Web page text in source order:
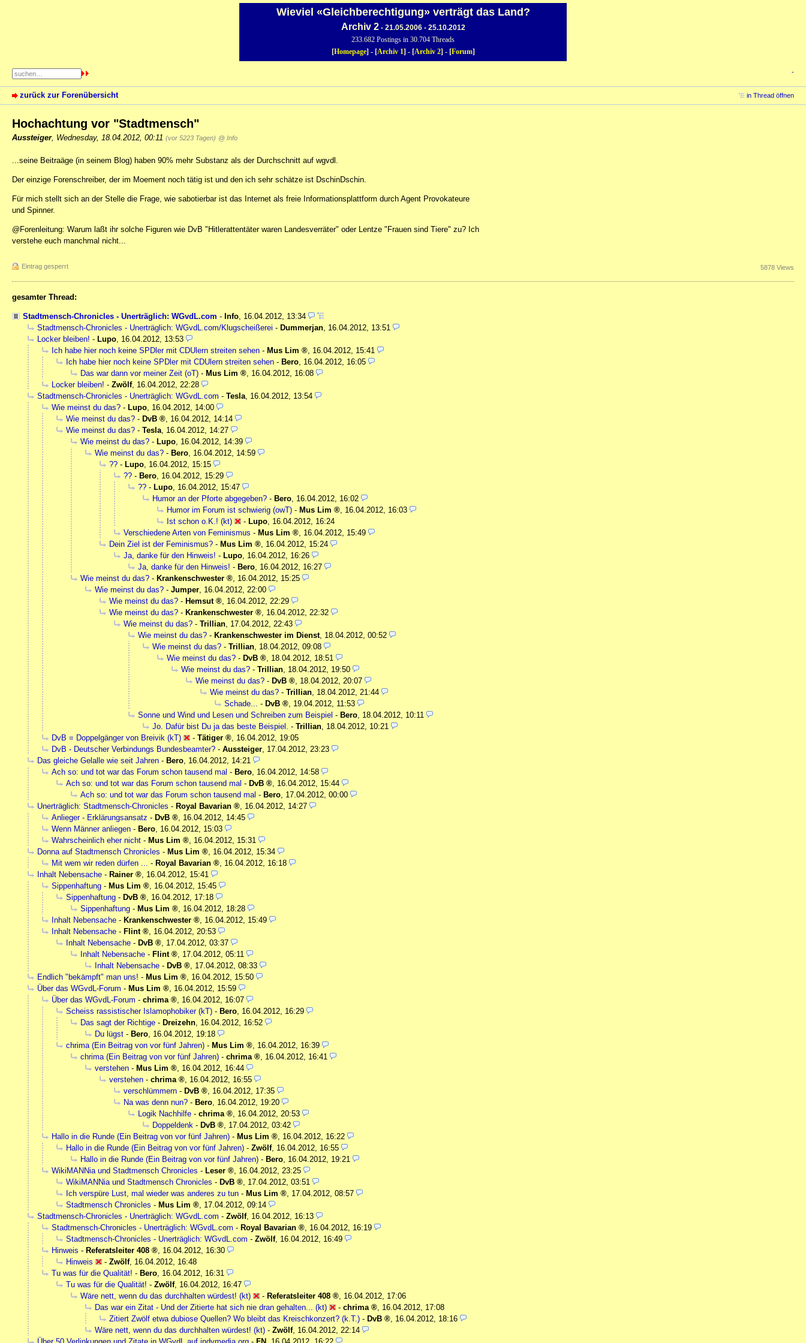
Wieviel «Gleichberechtigung» verträgt das Land?
Archiv 2- 21.05.2006 - 25.10.2012
233.682 Postings in 30.704 Threads
[Homepage] - [Archiv 1] - [Archiv 2] - [Forum]
-
zurück zur Forenübersicht in Thread öffnen
Hochachtung vor "Stadtmensch"
Aussteiger, Wednesday, 18.04.2012, 00:11 (vor 5223 Tagen) @ Info
...seine Beitraäge (in seinem Blog) haben 90% mehr Substanz als der Durchschnitt auf wgvdl.
Der einzige Forenschreiber, der im Moement noch tätig ist und den ich sehr schätze ist DschinDschin.
Für mich stellt sich an der Stelle die Frage, wie sabotierbar ist das Internet als freie Informationsplattform durch Agent Provokateure
und Spinner.
@Forenleitung: Warum laßt ihr solche Figuren wie DvB "Hitlerattentäter waren Landesverräter" oder Lentze "Frauen sind Tiere" zu? Ich
verstehe euch manchmal nicht...
Eintrag gesperrt 5878 Views
gesamter Thread:
Stadtmensch-Chronicles - Unerträglich: WGvdL.com - Info, 16.04.2012, 13:34
Stadtmensch-Chronicles - Unerträglich: WGvdL.com/Klugscheißerei - Dummerjan, 16.04.2012, 13:51
Locker bleiben! - Lupo, 16.04.2012, 13:53
Ich habe hier noch keine SPDler mit CDUlern streiten sehen - Mus Lim , 16.04.2012, 15:41
Ich habe hier noch keine SPDler mit CDUlern streiten sehen - Bero, 16.04.2012, 16:05
Das war dann vor meiner Zeit (oT) - Mus Lim , 16.04.2012, 16:08
Locker bleiben! - Zwölf, 16.04.2012, 22:28
Stadtmensch-Chronicles - Unerträglich: WGvdL.com - Tesla, 16.04.2012, 13:54
Wie meinst du das? - Lupo, 16.04.2012, 14:00
Wie meinst du das? - DvB , 16.04.2012, 14:14
Wie meinst du das? - Tesla, 16.04.2012, 14:27
Wie meinst du das? - Lupo, 16.04.2012, 14:39
Wie meinst du das? - Bero, 16.04.2012, 14:59
?? - Lupo, 16.04.2012, 15:15
?? - Bero, 16.04.2012, 15:29
?? - Lupo, 16.04.2012, 15:47
Humor an der Pforte abgegeben? - Bero, 16.04.2012, 16:02
Humor im Forum ist schwierig (owT) - Mus Lim , 16.04.2012, 16:03
Ist schon o.K.! (kt)
- Lupo, 16.04.2012, 16:24
Verschiedene Arten von Feminismus - Mus Lim , 16.04.2012, 15:49
Dein Ziel ist der Feminismus? - Mus Lim , 16.04.2012, 15:24
Ja, danke für den Hinweis! - Lupo, 16.04.2012, 16:26
Ja, danke für den Hinweis! - Bero, 16.04.2012, 16:27
Wie meinst du das? - Krankenschwester , 16.04.2012, 15:25
Wie meinst du das? - Jumper, 16.04.2012, 22:00
Wie meinst du das? - Hemsut , 16.04.2012, 22:29
Wie meinst du das? - Krankenschwester , 16.04.2012, 22:32
Wie meinst du das? - Trillian, 17.04.2012, 22:43
Wie meinst du das? - Krankenschwester im Dienst, 18.04.2012, 00:52
Wie meinst du das? - Trillian, 18.04.2012, 09:08
Wie meinst du das? - DvB , 18.04.2012, 18:51
Wie meinst du das? - Trillian, 18.04.2012, 19:50
Wie meinst du das? - DvB , 18.04.2012, 20:07
Wie meinst du das? - Trillian, 18.04.2012, 21:44
Schade... - DvB , 19.04.2012, 11:53
Sonne und Wind und Lesen und Schreiben zum Beispiel - Bero, 18.04.2012, 10:11
Jo. Dafür bist Du ja das beste Beispiel. - Trillian, 18.04.2012, 10:21
DvB = Doppelgänger von Breivik (kT)
- Tätiger , 16.04.2012, 19:05
DvB - Deutscher Verbindungs Bundesbeamter? - Aussteiger, 17.04.2012, 23:23
Das gleiche Gelalle wie seit Jahren - Bero, 16.04.2012, 14:21
Ach so: und tot war das Forum schon tausend mal - Bero, 16.04.2012, 14:58
Ach so: und tot war das Forum schon tausend mal - DvB , 16.04.2012, 15:44
Ach so: und tot war das Forum schon tausend mal - Bero, 17.04.2012, 00:00
Unerträglich: Stadtmensch-Chronicles - Royal Bavarian , 16.04.2012, 14:27
Anlieger - Erklärungsansatz - DvB , 16.04.2012, 14:45
Wenn Männer anliegen - Bero, 16.04.2012, 15:03
Wahrscheinlich eher nicht - Mus Lim , 16.04.2012, 15:31
Donna auf Stadtmensch Chronicles - Mus Lim , 16.04.2012, 15:34
Mit wem wir reden dürfen ... - Royal Bavarian , 16.04.2012, 16:18
Inhalt Nebensache - Rainer , 16.04.2012, 15:41
Sippenhaftung - Mus Lim , 16.04.2012, 15:45
Sippenhaftung - DvB , 16.04.2012, 17:18
Sippenhaftung - Mus Lim , 16.04.2012, 18:28
Inhalt Nebensache - Krankenschwester , 16.04.2012, 15:49
Inhalt Nebensache - Flint , 16.04.2012, 20:53
Inhalt Nebensache - DvB , 17.04.2012, 03:37
Inhalt Nebensache - Flint , 17.04.2012, 05:11
Inhalt Nebensache - DvB , 17.04.2012, 08:33
Endlich "bekämpft" man uns! - Mus Lim , 16.04.2012, 15:50
Über das WGvdL-Forum - Mus Lim , 16.04.2012, 15:59
Über das WGvdL-Forum - chrima , 16.04.2012, 16:07
Scheiss rassistischer Islamophobiker (kT) - Bero, 16.04.2012, 16:29
Das sagt der Richtige - Dreizehn, 16.04.2012, 16:52
Du lügst - Bero, 16.04.2012, 19:18
chrima (Ein Beitrag von vor fünf Jahren) - Mus Lim , 16.04.2012, 16:39
chrima (Ein Beitrag von vor fünf Jahren) - chrima , 16.04.2012, 16:41
verstehen - Mus Lim , 16.04.2012, 16:44
verstehen - chrima , 16.04.2012, 16:55
verschlümmern - DvB , 16.04.2012, 17:35
Na was denn nun? - Bero, 16.04.2012, 19:20
Logik Nachhilfe - chrima , 16.04.2012, 20:53
Doppeldenk - DvB , 17.04.2012, 03:42
Hallo in die Runde (Ein Beitrag von vor fünf Jahren) - Mus Lim , 16.04.2012, 16:22
Hallo in die Runde (Ein Beitrag von vor fünf Jahren) - Zwölf, 16.04.2012, 16:55
Hallo in die Runde (Ein Beitrag von vor fünf Jahren) - Bero, 16.04.2012, 19:21
WikiMANNia und Stadtmensch Chronicles - Leser , 16.04.2012, 23:25
WikiMANNia und Stadtmensch Chronicles - DvB , 17.04.2012, 03:51
Ich verspüre Lust, mal wieder was anderes zu tun - Mus Lim , 17.04.2012, 08:57
Stadtmensch Chronicles - Mus Lim , 17.04.2012, 09:14
Stadtmensch-Chronicles - Unerträglich: WGvdL.com - Zwölf, 16.04.2012, 16:13
Stadtmensch-Chronicles - Unerträglich: WGvdL.com - Royal Bavarian , 16.04.2012, 16:19
Stadtmensch-Chronicles - Unerträglich: WGvdL.com - Zwölf, 16.04.2012, 16:49
Hinweis - Referatsleiter 408 , 16.04.2012, 16:30
Hinweis
- Zwölf, 16.04.2012, 16:48
Tu was für die Qualität! - Bero, 16.04.2012, 16:31
Tu was für die Qualität! - Zwölf, 16.04.2012, 16:47
Wäre nett, wenn du das durchhalten würdest! (kt)
- Referatsleiter 408 , 16.04.2012, 17:06
Das war ein Zitat - Und der Zitierte hat sich nie dran gehalten... (kt)
- chrima , 16.04.2012, 17:08
Zitiert Zwölf etwa dubiose Quellen? Wo bleibt das Kreischkonzert? (k.T.) - DvB , 16.04.2012, 18:16
Wäre nett, wenn du das durchhalten würdest! (kt) - Zwölf, 16.04.2012, 22:14